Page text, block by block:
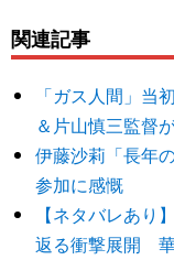
関連記事
「ガス人間」
＆片山慎三監督
伊藤沙莉「長年
参加に感慨
【ネタバレあり
返る衝撃展開